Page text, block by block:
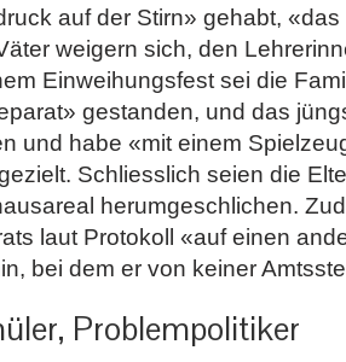
auf der Stirn» gehabt,
weigern sich, den
Einweihungsfest sei die
gestanden, und das
und habe «mit einem
Schliesslich seien die
herum­geschlichen.
laut Protokoll «auf einen
bei dem er von keiner
Problempolitiker